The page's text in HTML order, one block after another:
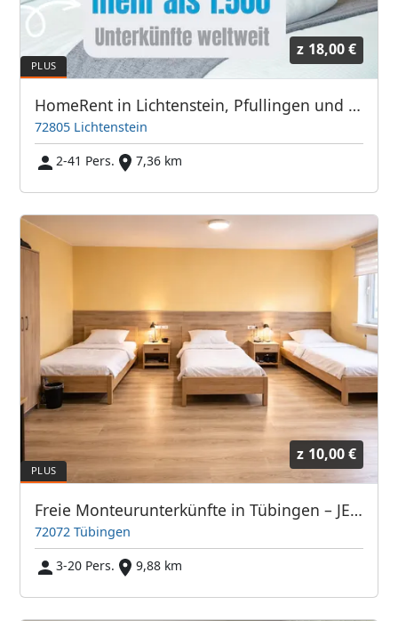
z 18,00 €
HomeRent in Lichtenstein, Pfullingen und Umgebung
72805 Lichtenstein
2-41 Pers.
7,36 km
z 10,00 €
Freie Monteurunterkünfte in Tübingen – JETZT anrufen! Wir sprechen auch Polnisch
72072 Tübingen
3-20 Pers.
9,88 km